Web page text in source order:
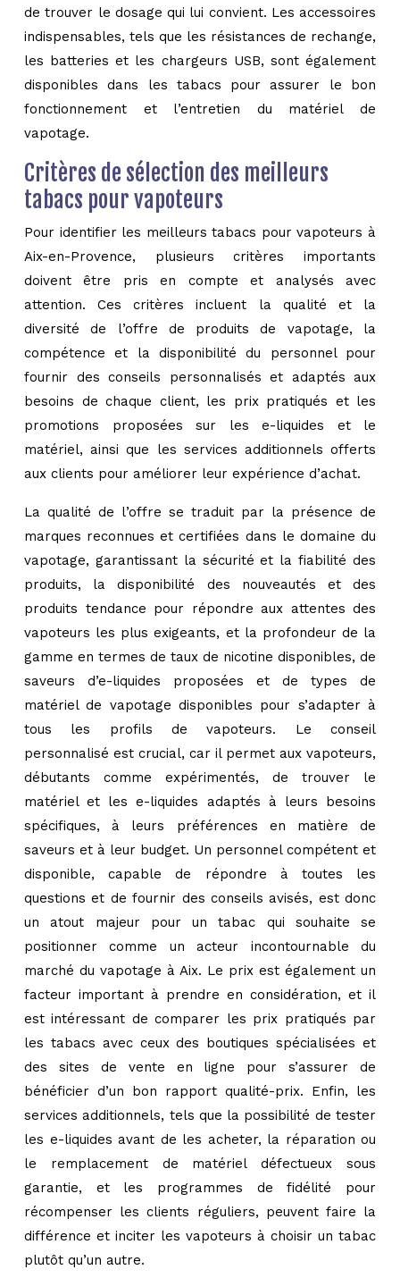
de trouver le dosage qui lui convient. Les accessoires
indispensables, tels que les résistances de rechange,
les batteries et les chargeurs USB, sont également
disponibles dans les tabacs pour assurer le bon
fonctionnement et l’entretien du matériel de
vapotage.
Critères de sélection des meilleurs
tabacs pour vapoteurs
Pour identifier les meilleurs tabacs pour vapoteurs à
Aix-en-Provence, plusieurs critères importants
doivent être pris en compte et analysés avec
attention. Ces critères incluent la qualité et la
diversité de l’offre de produits de vapotage, la
compétence et la disponibilité du personnel pour
fournir des conseils personnalisés et adaptés aux
besoins de chaque client, les prix pratiqués et les
promotions proposées sur les e-liquides et le
matériel, ainsi que les services additionnels offerts
aux clients pour améliorer leur expérience d’achat.
La qualité de l’offre se traduit par la présence de
marques reconnues et certifiées dans le domaine du
vapotage, garantissant la sécurité et la fiabilité des
produits, la disponibilité des nouveautés et des
produits tendance pour répondre aux attentes des
vapoteurs les plus exigeants, et la profondeur de la
gamme en termes de taux de nicotine disponibles, de
saveurs d’e-liquides proposées et de types de
matériel de vapotage disponibles pour s’adapter à
tous les profils de vapoteurs. Le conseil
personnalisé est crucial, car il permet aux vapoteurs,
débutants comme expérimentés, de trouver le
matériel et les e-liquides adaptés à leurs besoins
spécifiques, à leurs préférences en matière de
saveurs et à leur budget. Un personnel compétent et
disponible, capable de répondre à toutes les
questions et de fournir des conseils avisés, est donc
un atout majeur pour un tabac qui souhaite se
positionner comme un acteur incontournable du
marché du vapotage à Aix. Le prix est également un
facteur important à prendre en considération, et il
est intéressant de comparer les prix pratiqués par
les tabacs avec ceux des boutiques spécialisées et
des sites de vente en ligne pour s’assurer de
bénéficier d’un bon rapport qualité-prix. Enfin, les
services additionnels, tels que la possibilité de tester
les e-liquides avant de les acheter, la réparation ou
le remplacement de matériel défectueux sous
garantie, et les programmes de fidélité pour
récompenser les clients réguliers, peuvent faire la
différence et inciter les vapoteurs à choisir un tabac
plutôt qu’un autre.